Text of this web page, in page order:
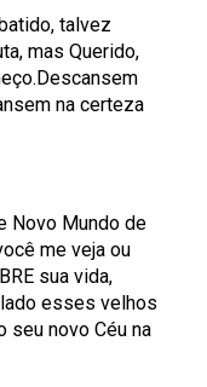
talvez
mas Querido,
na certeza
Novo Mundo de
me veja ou
sua vida,
esses velhos
seu novo Céu na